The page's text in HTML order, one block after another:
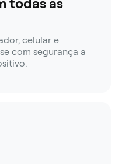
celular e
com segurança a